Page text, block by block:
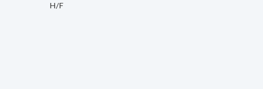
H/F